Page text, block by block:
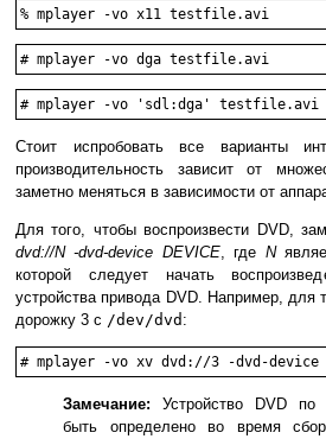
% mplayer -vo x11 testfile.avi
# mplayer -vo dga testfile.avi
# mplayer -vo 'sdl:dga' testfile.avi
Стоит испробовать все варианты
производительность зависит от
заметно меняться в зависимости от
Для того, чтобы воспроизвести DVD,
dvd://N-dvd-device DEVICE, где N
которой следует начать
устройства привода DVD. Например, для
дорожку 3 с /dev/dvd :
# mplayer -vo xv dvd://3 -dvd-device
Замечание: Устройство DVD
быть определено во время